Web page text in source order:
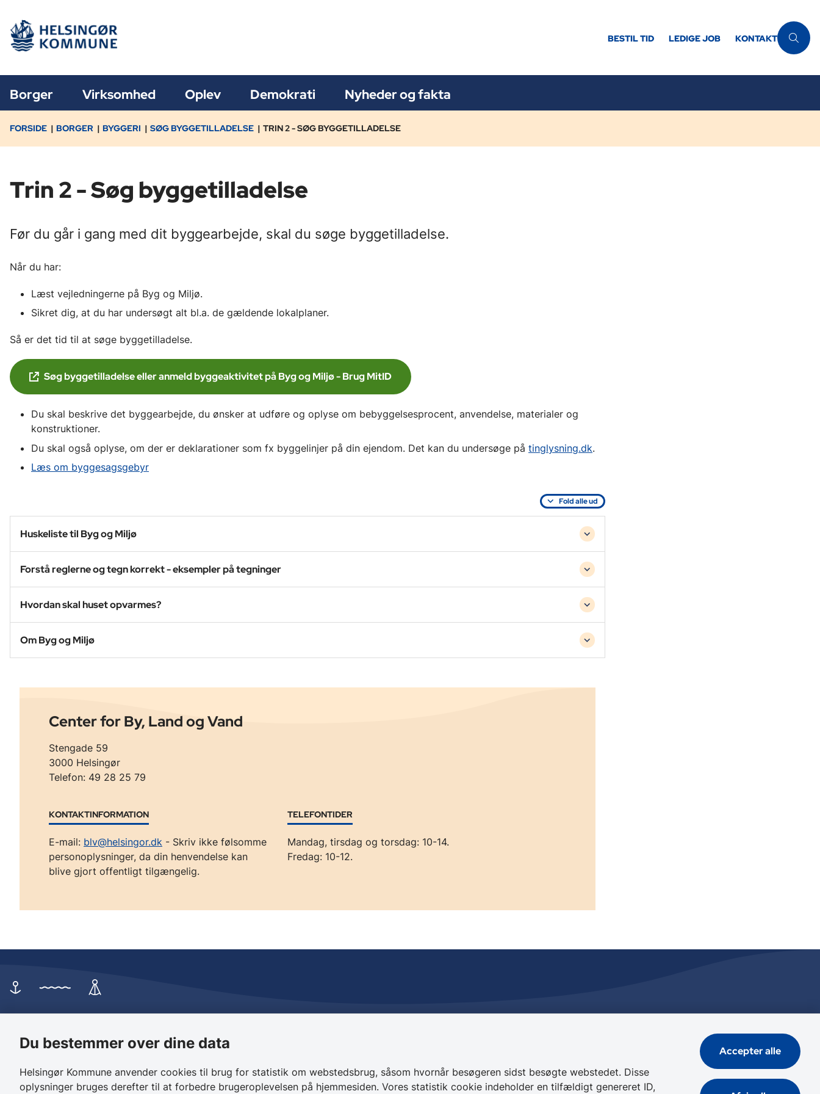
BESTIL TID LEDIGE JOB KONTAKT
Borger Virksomhed Oplev Demokrati Nyheder og fakta
FORSIDE BORGER BYGGERI SØG BYGGETILLADELSE TRIN 2 - SØG BYGGETILLADELSE
Trin 2 - Søg byggetilladelse
Før du går i gang med dit byggearbejde, skal du søge byggetilladelse.
Når du har:
Læst vejledningerne på Byg og Miljø.
Sikret dig, at du har undersøgt alt bl.a. de gældende lokalplaner.
Så er det tid til at søge byggetilladelse.
Søg byggetilladelse eller anmeld byggeaktivitet på Byg og Miljø - Brug MitID
Du skal beskrive det byggearbejde, du ønsker at udføre og oplyse om bebyggelsesprocent, anvendelse, materialer og
konstruktioner.
Du skal også oplyse, om der er deklarationer som fx byggelinjer på din ejendom. Det kan du undersøge på tinglysning.dk.
Læs om byggesagsgebyr
Fold alle ud
Huskeliste til Byg og Miljø
Forstå reglerne og tegn korrekt - eksempler på tegninger
Hvordan skal huset opvarmes?
Om Byg og Miljø
Center for By, Land og Vand
Stengade 59
3000 Helsingør
Telefon: 49 28 25 79
KONTAKTINFORMATION
E-mail: blv@helsingor.dk - Skriv ikke følsomme
personoplysninger, da din henvendelse kan
blive gjort offentligt tilgængelig.
TELEFONTIDER
Mandag, tirsdag og torsdag: 10-14.
Fredag: 10-12.
Rådhuset
3000 Helsingør
Birkedalsvej 27
Skriv sikkert til
Tilgængelighedserklæring
Cookies
Databeskyttelse
Du bestemmer over dine data
Helsingør Kommune anvender cookies til brug for statistik om webstedsbrug, såsom hvornår besøgeren sidst besøgte webstedet. Disse
oplysninger bruges derefter til at forbedre brugeroplevelsen på hjemmesiden. Vores statistik cookie indeholder en tilfældigt genereret ID,
Accepter alle